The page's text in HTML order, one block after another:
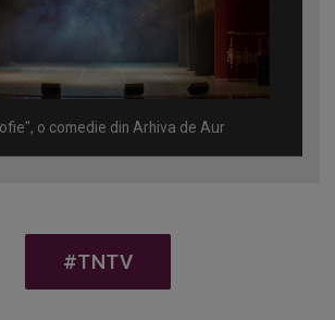
o comedie din Arhiva de Aur
#TNTV